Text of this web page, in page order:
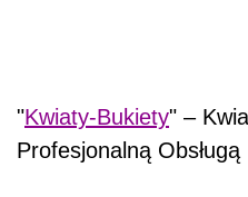
"Kwiaty-Bukiety" –
Profesjonalną Obsługą